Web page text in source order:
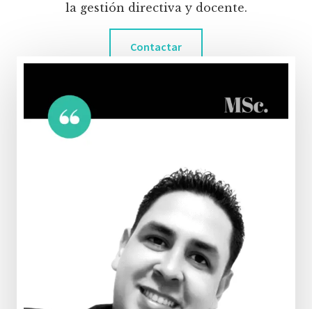
la gestión directiva y docente.
Contactar